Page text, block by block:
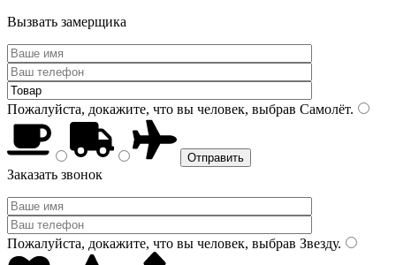
Вызвать замерщика
Пожалуйста, докажите, что вы человек, выбрав Самолёт.
Заказать звонок
Пожалуйста, докажите, что вы человек, выбрав Звезду.